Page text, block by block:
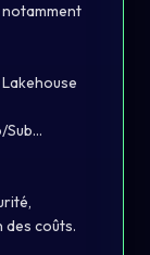
notamment
Sub…
coûts.